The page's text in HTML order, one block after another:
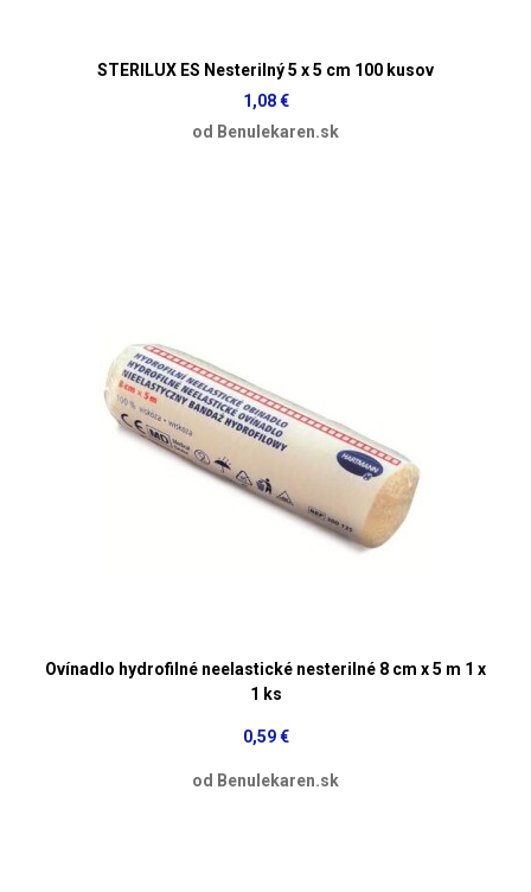
STERILUX ES Nesterilný 5 x 5 cm 100 kusov
1,08 €
od Benulekaren.sk
Ovínadlo hydrofilné neelastické nesterilné 8 cm x 5 m 1 x
1 ks
0,59 €
od Benulekaren.sk